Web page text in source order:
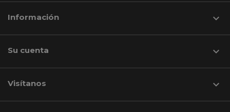
Información 
Su cuenta 
Visítanos keyboard_arrow_down